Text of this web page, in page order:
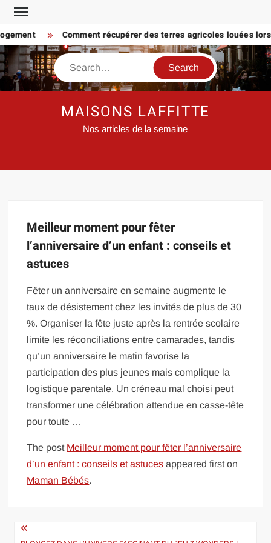
Skip
content
Comment récupérer des terres agricoles louées
Search
MAISONS LAFFITTE
Nos articles de la semaine
Meilleur moment pour fêter
l’anniversaire d’un enfant : conseils et
astuces
Fêter un anniversaire en semaine augmente le
taux de désistement chez les invités de plus de 30
%. Organiser la fête juste après la rentrée scolaire
limite les réconciliations entre camarades, tandis
qu’un anniversaire le matin favorise la
participation des plus jeunes mais complique la
logistique parentale. Un créneau mal choisi peut
transformer une célébration attendue en casse-tête
pour toute …
The post Meilleur moment pour fêter l’anniversaire
d’un enfant : conseils et astuces appeared first on
Maman Bébés.
Navigation